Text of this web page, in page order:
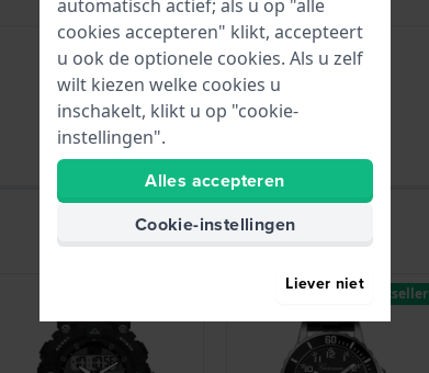
Uren - Analoge wijzer
Bestseller
automatisch actief; als u op "alle
cookies accepteren" klikt, accepteert
u ook de optionele cookies. Als u zelf
wilt kiezen welke cookies u
inschakelt, klikt u op "cookie-
instellingen".
Alles accepteren
Cookie-instellingen
Liever niet